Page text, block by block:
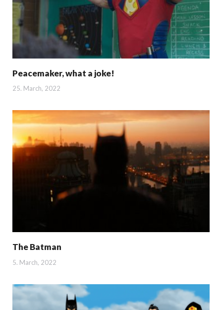
Peacemaker, what a joke!
25. March, 2022
The Batman
5. March, 2022